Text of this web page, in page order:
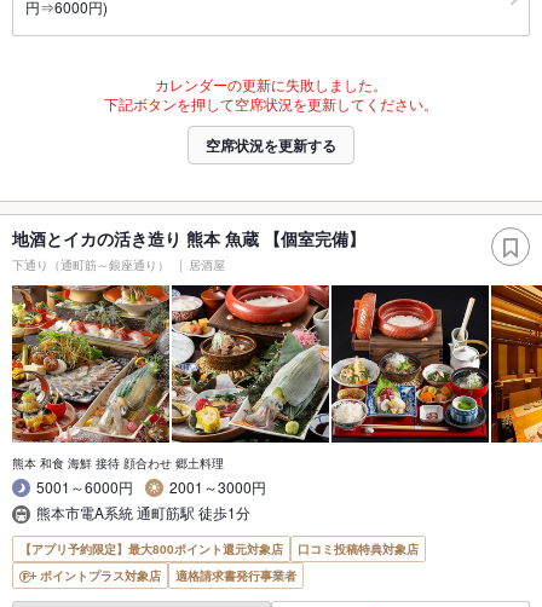
円⇒6000円)
カレンダーの更新に失敗しました。
下記ボタンを押して空席状況を更新してください。
空席状況を更新する
地酒とイカの活き造り 熊本 魚蔵 【個室完備】
下通り（通町筋～銀座通り） 居酒屋
熊本 和食 海鮮 接待 顔合わせ 郷土料理
5001～6000円
2001～3000円
熊本市電A系統 通町筋駅 徒歩1分
【アプリ予約限定】最大800ポイント還元対象店
口コミ投稿特典対象店
ポイントプラス対象店
適格請求書発行事業者